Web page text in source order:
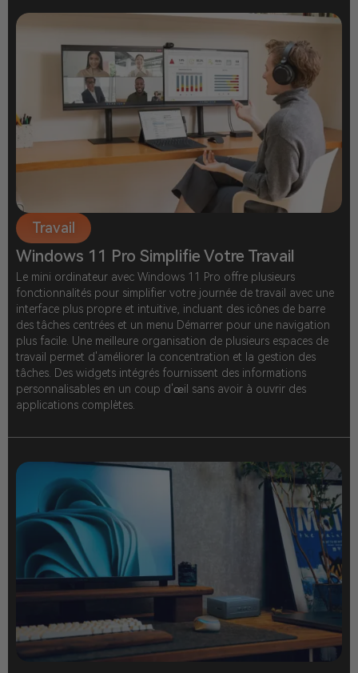
Travail
Windows 11 Pro Simplifie Votre Travail
Le mini ordinateur avec Windows 11 Pro offre plusieurs
fonctionnalités pour simplifier votre journée de travail avec une
interface plus propre et intuitive, incluant des icônes de barre
des tâches centrées et un menu Démarrer pour une navigation
plus facile. Une meilleure organisation de plusieurs espaces de
travail permet d'améliorer la concentration et la gestion des
tâches. Des widgets intégrés fournissent des informations
personnalisables en un coup d'œil sans avoir à ouvrir des
applications complètes.